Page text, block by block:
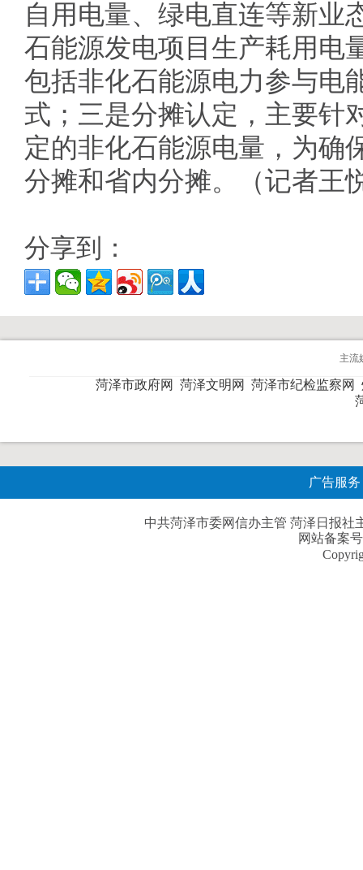
自用电量、绿电直连等新业
石能源发电项目生产耗用电
包括非化石能源电力参与电
式；三是分摊认定，主要针
定的非化石能源电量，为确
分摊和省内分摊。（记者王
分享到：
主流
菏泽市政府网 菏泽文明网 菏泽市纪检监察网
广告服务
中共菏泽市委网信办主管 菏泽日报社
网站备案